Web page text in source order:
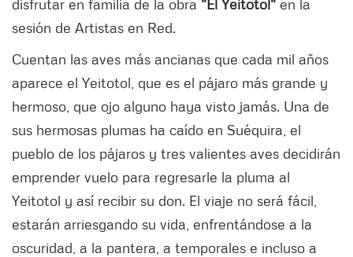
disfrutar en familia de la obra "El Yeitotol" en la
sesión de Artistas en Red.
Cuentan las aves más ancianas que cada mil años
aparece el Yeitotol, que es el pájaro más grande y
hermoso, que ojo alguno haya visto jamás. Una de
sus hermosas plumas ha caído en Suéquira, el
pueblo de los pájaros y tres valientes aves decidirán
emprender vuelo para regresarle la pluma al
Yeitotol y así recibir su don. El viaje no será fácil,
estarán arriesgando su vida, enfrentándose a la
oscuridad, a la pantera, a temporales e incluso a